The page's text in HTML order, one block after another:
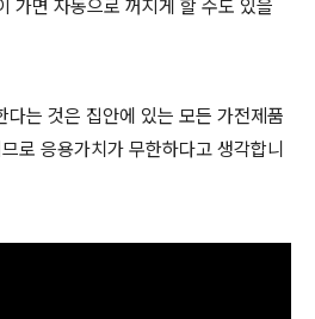
가면 자동으로 꺼지게 할 수도 있을
는 것은 집안에 있는 모든 가전제품
로 응용가치가 무한하다고 생각합니